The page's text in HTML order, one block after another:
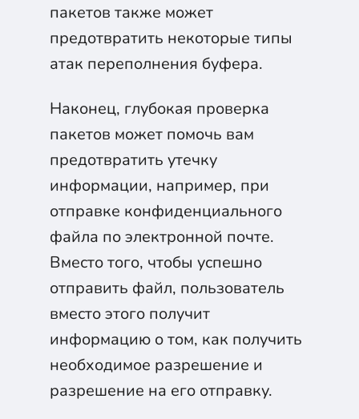
пакетов также может
предотвратить некоторые типы
атак переполнения буфера.
Наконец, глубокая проверка
пакетов может помочь вам
предотвратить утечку
информации, например, при
отправке конфиденциального
файла по электронной почте.
Вместо того, чтобы успешно
отправить файл, пользователь
вместо этого получит
информацию о том, как получить
необходимое разрешение и
разрешение на его отправку.